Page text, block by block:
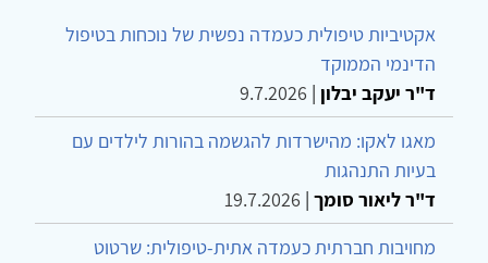
אקטיביות טיפולית כעמדה נפשית של נוכחות בטיפול
הדינמי הממוקד
ד"ר יעקב יבלון |
9.7.2026
מאגו לאקו: מהישרדות להגשמה בהורות לילדים עם
בעיות התנהגות
ד"ר ליאור סומך |
19.7.2026
מחויבות חברתית כעמדה אתית-טיפולית: שרטוט